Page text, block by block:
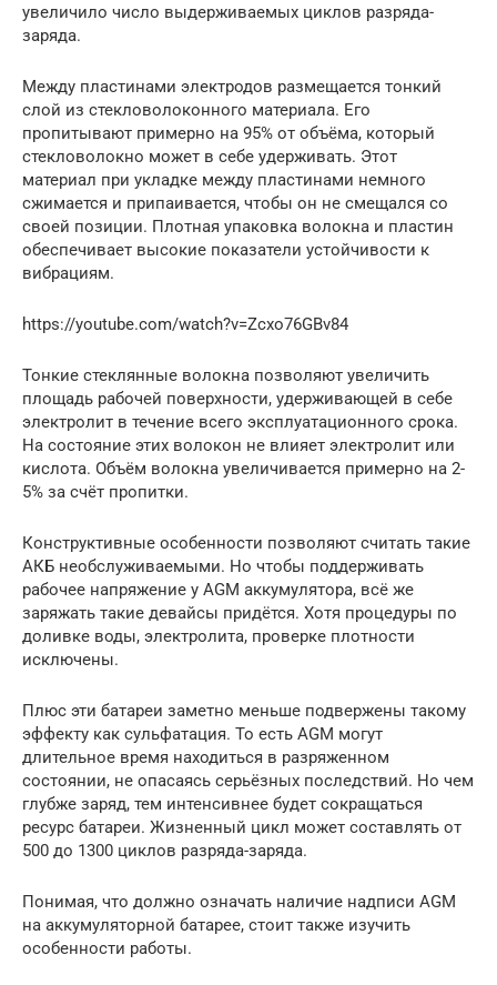
увеличило число выдерживаемых циклов разряда-
заряда.
Между пластинами электродов размещается тонкий
слой из стекловолоконного материала. Его
пропитывают примерно на 95% от объёма, который
стекловолокно может в себе удерживать. Этот
материал при укладке между пластинами немного
сжимается и припаивается, чтобы он не смещался со
своей позиции. Плотная упаковка волокна и пластин
обеспечивает высокие показатели устойчивости к
вибрациям.
https://youtube.com/watch?v=Zcxo76GBv84
Тонкие стеклянные волокна позволяют увеличить
площадь рабочей поверхности, удерживающей в себе
электролит в течение всего эксплуатационного срока.
На состояние этих волокон не влияет электролит или
кислота. Объём волокна увеличивается примерно на 2-
5% за счёт пропитки.
Конструктивные особенности позволяют считать такие
АКБ необслуживаемыми. Но чтобы поддерживать
рабочее напряжение у AGM аккумулятора, всё же
заряжать такие девайсы придётся. Хотя процедуры по
доливке воды, электролита, проверке плотности
исключены.
Плюс эти батареи заметно меньше подвержены такому
эффекту как сульфатация. То есть AGM могут
длительное время находиться в разряженном
состоянии, не опасаясь серьёзных последствий. Но чем
глубже заряд, тем интенсивнее будет сокращаться
ресурс батареи. Жизненный цикл может составлять от
500 до 1300 циклов разряда-заряда.
Понимая, что должно означать наличие надписи AGM
на аккумуляторной батарее, стоит также изучить
особенности работы.